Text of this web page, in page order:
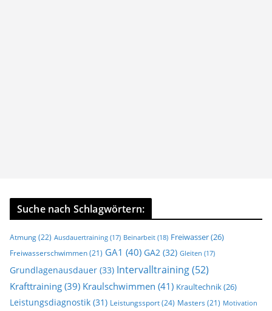
Suche nach Schlagwörtern:
Atmung(22) Ausdauertraining (17) Beinarbeit (18) Freiwasser(26)
Freiwasserschwimmen (21) GA1 (40) GA2 (32) Gleiten (17)
Grundlagenausdauer (33) Intervalltraining(52)
Krafttraining (39) Kraulschwimmen (41) Kraultechnik(26)
Leistungsdiagnostik (31) Leistungssport(24) Masters (21) Motivation